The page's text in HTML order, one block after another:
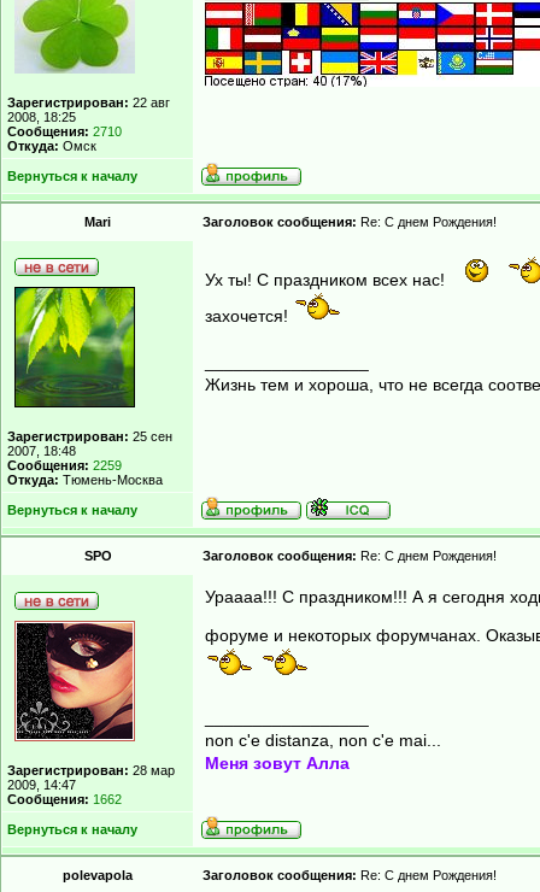
Зарегистрирован: 22 авг
2008, 18:25
Сообщения: 2710
Откуда: Омск
Вернуться к началу
Mari Заголовок сообщения: Re: С днем Рождения!
Зарегистрирован: 25 сен
2007, 18:48
Сообщения: 2259
Откуда: Тюмень-Москва
Ух ты! С праздником всех нас!
захочется!
Жизнь тем и хороша, что не всегда
Вернуться к началу
SPO Заголовок сообщения: Re: С днем Рождения!
Зарегистрирован: 28 мар
2009, 14:47
Сообщения: 1662
Ураааа!!! С праздником!!! А я сегодня
форуме и некоторых форумчанах.
non c'e distanza, non c'e mai...
Меня зовут Алла
Вернуться к началу
polevapola Заголовок сообщения: Re: С днем Рождения!